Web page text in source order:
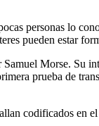
personas lo
pueden estar
Morse. Su
prueba de
codificados en